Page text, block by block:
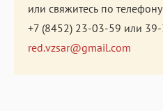
или свяжитесь по
+7 (8452) 23-03-59 или
red.vzsar@gmail.com